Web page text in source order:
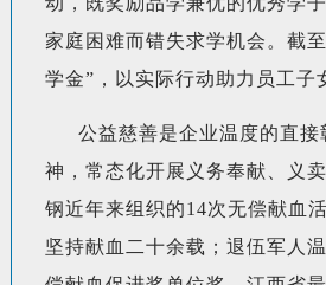
家庭困难而错失求学机会。截
学金”，以实际行动助力员工子
公益慈善是企业温度的直
神，常态化开展义务奉献、义
钢近年来组织的14次无偿献血
坚持献血二十余载；退伍军人